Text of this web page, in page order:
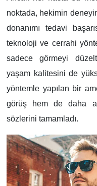
noktada, hekimin
donanımı tedavi
teknoloji ve cerrahi
sadece görmeyi
yaşam kalitesini de
yöntemle yapılan bir
görüş hem de daha
sözlerini tamamladı.